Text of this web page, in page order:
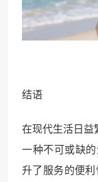
结语
在现代生活日益
一种不可或缺
升了服务的便